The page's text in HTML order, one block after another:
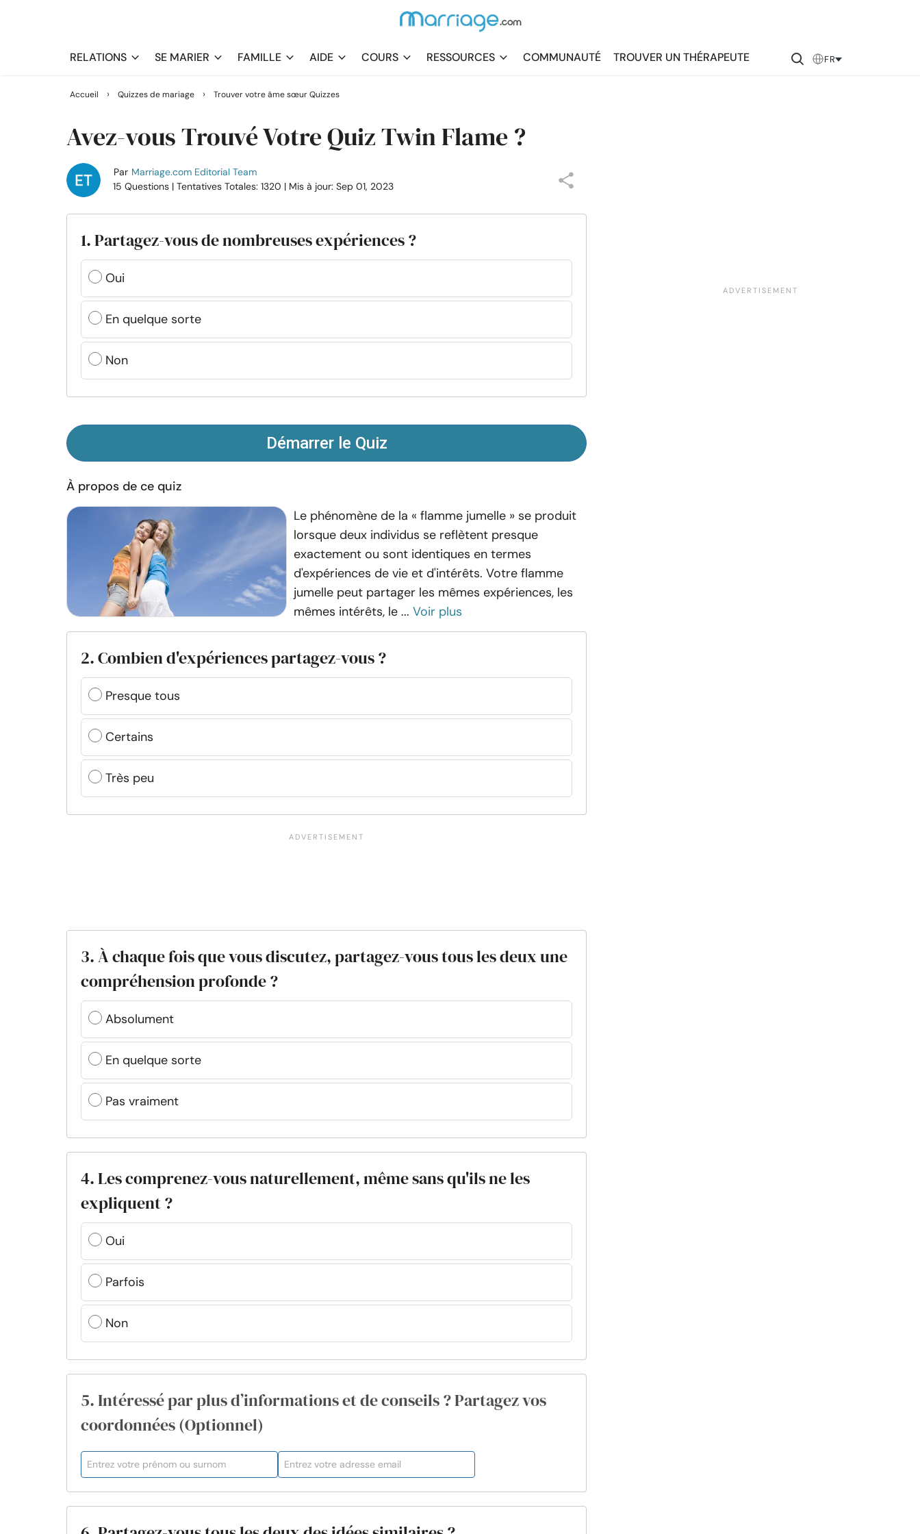
RELATIONS SE MARIER FAMILLE AIDE COURS RESSOURCES COMMUNAUTÉ TROUVER UN THÉRAPEUTE FR
Accueil › Quizzes de mariage › Trouver votre âme sœur Quizzes
Avez-vous Trouvé Votre Quiz Twin Flame ?
Par Marriage.com Editorial Team
15 Questions | Tentatives Totales: 1320 | Mis à jour: Sep 01, 2023
1. Partagez-vous de nombreuses expériences ?
Oui
En quelque sorte
Non
Démarrer le Quiz
À propos de ce quiz
Le phénomène de la « flamme jumelle » se produit
lorsque deux individus se reflètent presque
exactement ou sont identiques en termes
d'expériences de vie et d'intérêts. Votre flamme
jumelle peut partager les mêmes expériences, les
mêmes intérêts, le ... Voir plus
2. Combien d'expériences partagez-vous ?
Presque tous
Certains
Très peu
3. À chaque fois que vous discutez, partagez-vous tous les deux une
compréhension profonde ?
Absolument
En quelque sorte
Pas vraiment
4. Les comprenez-vous naturellement, même sans qu'ils ne les
expliquent ?
Oui
Parfois
Non
5. Intéressé par plus d’informations et de conseils ? Partagez vos
coordonnées (Optionnel)